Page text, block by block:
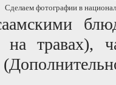
Сделаем фотографии в
на травах),